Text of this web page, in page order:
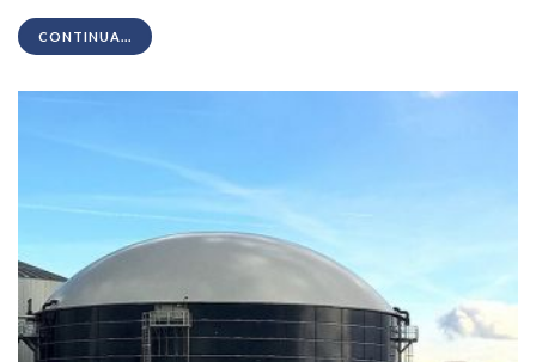
CONTINUA...